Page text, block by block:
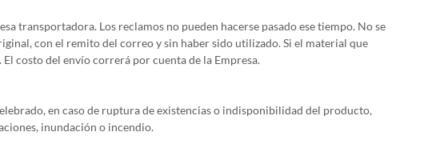
transportadora. Los reclamos no pueden hacerse pasado ese tiempo. No se
con el remito del correo y sin haber sido utilizado. Si el material que
costo del envío correrá por cuenta de la Empresa.
en caso de ruptura de existencias o indisponibilidad del producto,
inundación o incendio.